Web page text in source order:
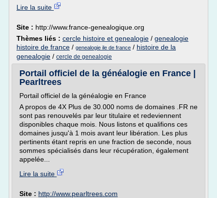
Lire la suite
Site : http://www.france-genealogique.org
Thèmes liés : cercle histoire et genealogie / genealogie
histoire de france / genealogie ile de france / histoire de la
genealogie / cercle de genealogie
Portail officiel de la généalogie en France |
Pearltrees
Portail officiel de la généalogie en France
A propos de 4X Plus de 30.000 noms de domaines .FR ne
sont pas renouvelés par leur titulaire et redeviennent
disponibles chaque mois. Nous listons et qualifions ces
domaines jusqu'à 1 mois avant leur libération. Les plus
pertinents étant repris en une fraction de seconde, nous
sommes spécialisés dans leur récupération, également
appelée...
Lire la suite
Site : http://www.pearltrees.com